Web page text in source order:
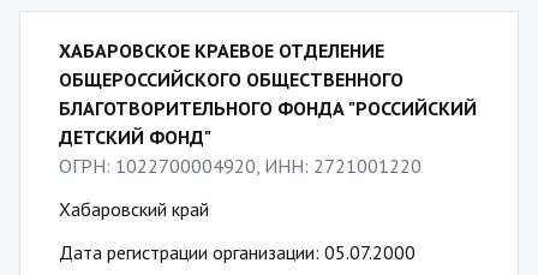
ХАБАРОВСКОЕ КРАЕВОЕ ОТДЕЛЕНИЕ
ОБЩЕРОССИЙСКОГО ОБЩЕСТВЕННОГО
БЛАГОТВОРИТЕЛЬНОГО ФОНДА "РОССИЙСКИЙ
ДЕТСКИЙ ФОНД"
ОГРН: 1022700004920, ИНН: 2721001220
Хабаровский край
Дата регистрации организации: 05.07.2000